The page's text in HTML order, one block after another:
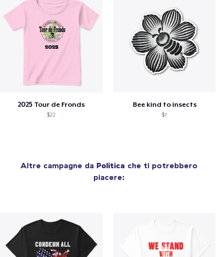
2025 Tour de Fronds
$22
Bee kind to insects
$7
Altre campagne da Politica che ti potrebbero
piacere: